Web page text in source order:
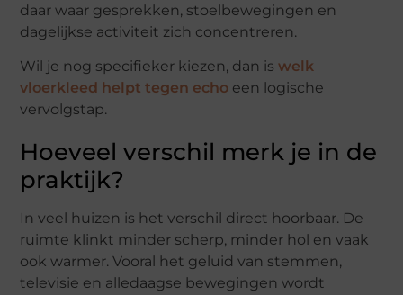
daar waar gesprekken, stoelbewegingen en
dagelijkse activiteit zich concentreren.
Wil je nog specifieker kiezen, dan iswelk
vloerkleed helpt tegen echo een logische
vervolgstap.
Hoeveel verschil merk je in de
praktijk?
In veel huizen is het verschil direct hoorbaar. De
ruimte klinkt minder scherp, minder hol en vaak
ook warmer. Vooral het geluid van stemmen,
televisie en alledaagse bewegingen wordt